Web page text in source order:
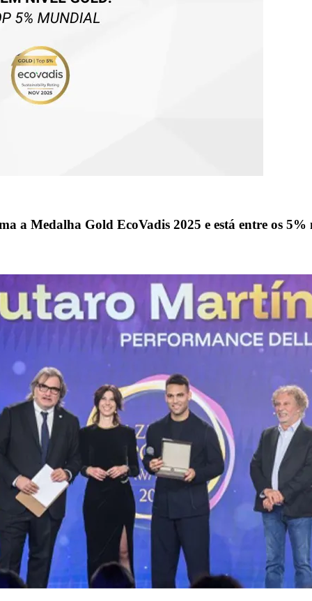
a Medalha Gold EcoVadis 2025 e está entre os 5%